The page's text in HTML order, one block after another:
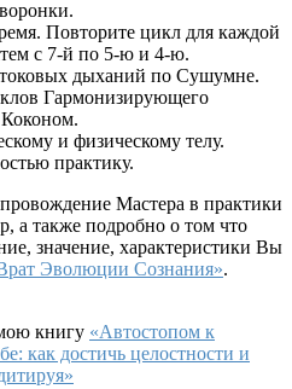
Повторите цикл для каждой
с 7-й по 5-ю и 4-ю.
дыханий по Сушумне.
Гармонизирующего
и физическому телу.
практику.
Мастера в практики
а также подробно о том что
значение, характеристики Вы
Эволюции Сознания».
книгу «Автостопом к
как достичь целостности и